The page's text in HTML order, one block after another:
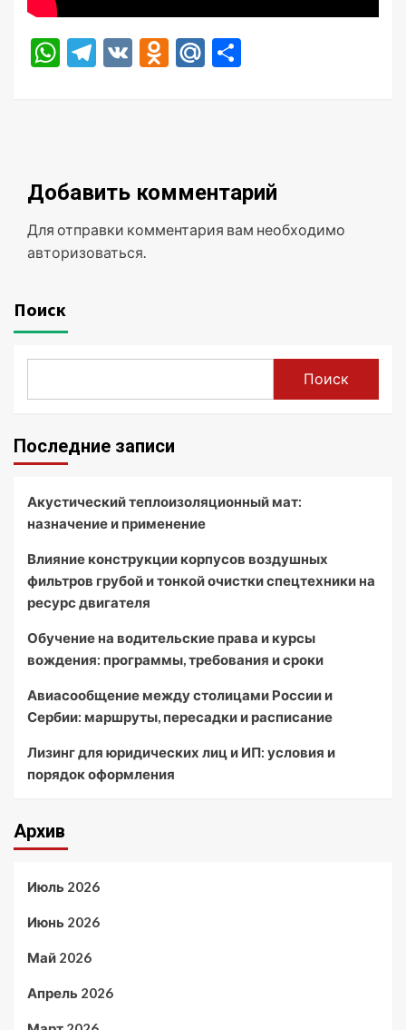
WhatsApp
Telegram
VK Odnoklassniki
Mail.Ru
Добавить комментарий
Для отправки комментария вам необходимо
авторизоваться
Поиск
Поиск
Последние записи
Акустический теплоизоляционный мат:
назначение и применение
Влияние конструкции корпусов воздушных
фильтров грубой и тонкой очистки спецтехники на
ресурс двигателя
Обучение на водительские права и курсы
вождения: программы, требования и сроки
Авиасообщение между столицами России и
Сербии: маршруты, пересадки и расписание
Лизинг для юридических лиц и ИП: условия и
порядок оформления
Архив
Июль 2026
Июнь 2026
Май 2026
Апрель 2026